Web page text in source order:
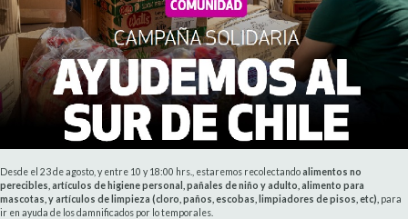
Desde el 23 de agosto, y entre 10 y 18:00 hrs., estaremos recolectandoalimentos no
perecibles, artículos de higiene personal, pañales de niño y adulto, alimento para
mascotas, y artículos de limpieza (cloro, paños, escobas, limpiadores de pisos, etc), para
ir en ayuda de los damnificados por lo temporales.